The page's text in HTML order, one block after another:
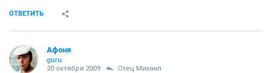
ОТВЕТИТЬ
Aфоня
guru
20 октября 2009 Отец Михаил